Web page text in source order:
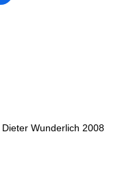
Wunderlich 2008